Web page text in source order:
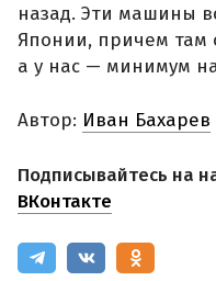
назад. Эти машины
Японии, причем там
а у нас — минимум
Автор: Иван Бахарев
Подписывайтесь на
ВКонтакте